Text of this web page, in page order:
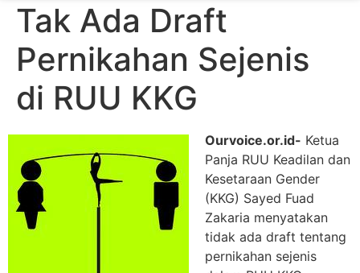
Tak Ada Draft
Pernikahan Sejenis
di RUU KKG
Ourvoice.or.id- Ketua
Panja RUU Keadilan dan
Kesetaraan Gender
(KKG) Sayed Fuad
Zakaria menyatakan
tidak ada draft tentang
pernikahan sejenis